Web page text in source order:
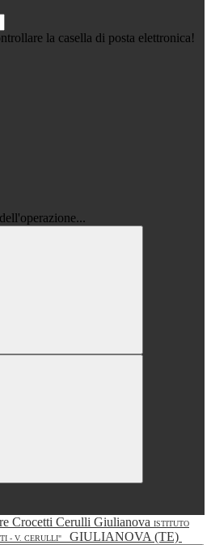
la casella di posta elettronica!
ISTITUTO
- V. CERULLI" GIULIANOVA (TE)